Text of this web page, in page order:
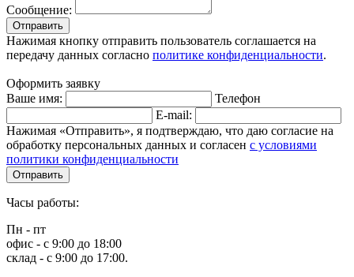
Сообщение:
Отправить
Нажимая кнопку отправить пользователь соглашается на
передачу данных согласно политике конфиденциальности.
Оформить заявку
Ваше имя:
Телефон
E-mail:
Нажимая «Отправить», я подтверждаю, что даю согласие на
обработку персональных данных и согласен с условиями
политики конфиденциальности
Отправить
Часы работы:
Пн - пт
офис - с 9:00 до 18:00
склад - с 9:00 до 17:00.